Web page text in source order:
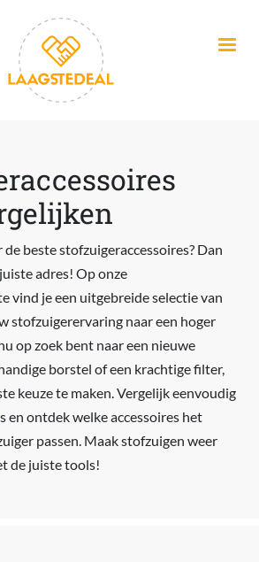
de beste stofzuigeraccessoires? Dan
adres! Op onze
vind je een uitgebreide selectie van
stofzuigerervaring naar een hoger
op zoek bent naar een nieuwe
borstel of een krachtige filter,
keuze te maken. Vergelijk eenvoudig
en ontdek welke accessoires het
passen. Maak stofzuigen weer
de juiste tools!